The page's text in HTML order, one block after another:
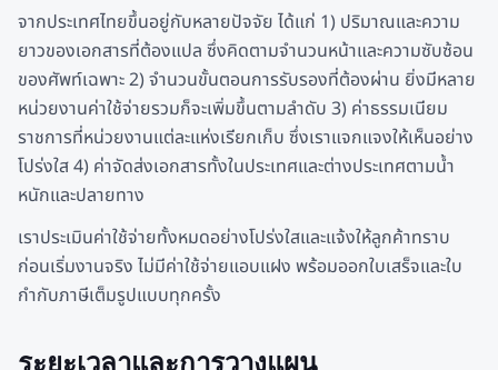
จากประเทศไทยขึ้นอยู่กับหลายปัจจัย ได้แก่ 1) ปริมาณและความ
ยาวของเอกสารที่ต้องแปล ซึ่งคิดตามจำนวนหน้าและความซับซ้อน
ของศัพท์เฉพาะ 2) จำนวนขั้นตอนการรับรองที่ต้องผ่าน ยิ่งมีหลาย
หน่วยงานค่าใช้จ่ายรวมก็จะเพิ่มขึ้นตามลำดับ 3) ค่าธรรมเนียม
ราชการที่หน่วยงานแต่ละแห่งเรียกเก็บ ซึ่งเราแจกแจงให้เห็นอย่าง
โปร่งใส 4) ค่าจัดส่งเอกสารทั้งในประเทศและต่างประเทศตามน้ำ
หนักและปลายทาง
เราประเมินค่าใช้จ่ายทั้งหมดอย่างโปร่งใสและแจ้งให้ลูกค้าทราบ
ก่อนเริ่มงานจริง ไม่มีค่าใช้จ่ายแอบแฝง พร้อมออกใบเสร็จและใบ
กำกับภาษีเต็มรูปแบบทุกครั้ง
ระยะเวลาและการวางแผน